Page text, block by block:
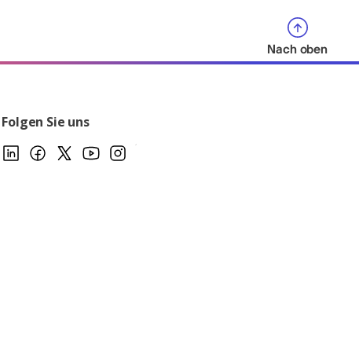
Nach oben
Folgen Sie uns